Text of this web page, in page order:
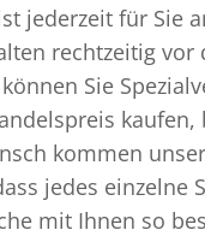
jederzeit für Sie
rechtzeitig
Sie
kommen
jedes einzelne
mit Ihnen so